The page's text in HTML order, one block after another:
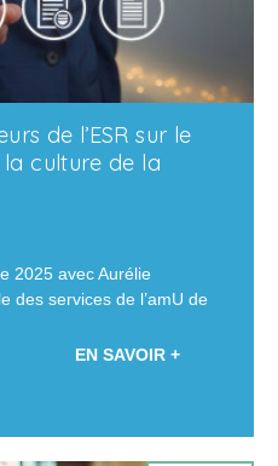
de l’ESR sur le
culture de la
2025 avec Aurélie
des services de l’amU de
EN SAVOIR +